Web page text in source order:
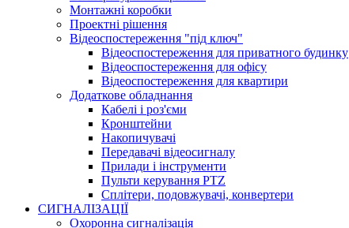
Монтажні коробки
Проектні рішення
Відеоспостереження "під ключ"
Відеоспостереження для приватного будинку
Відеоспостереження для офісу
Відеоспостереження для квартири
Додаткове обладнання
Кабелі і роз'єми
Кронштейни
Накопичувачі
Передавачі відеосигналу
Прилади і інструменти
Пульти керування PTZ
Сплітери, подовжувачі, конвертери
СИГНАЛІЗАЦІЇ
Охоронна сигналізація